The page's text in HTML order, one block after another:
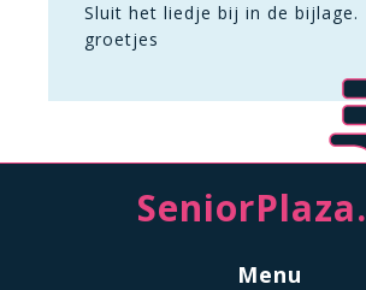
Sluit het liedje bij in de bijlage.
groetjes
Menu